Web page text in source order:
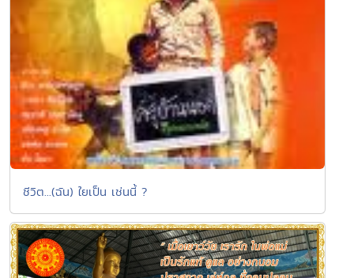
ชีวิต...(ฉัน) ใยเป็น เช่นนี้ ?